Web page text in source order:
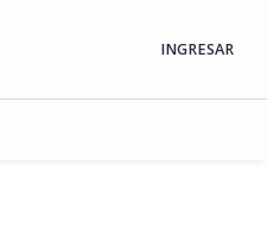
INGRESAR